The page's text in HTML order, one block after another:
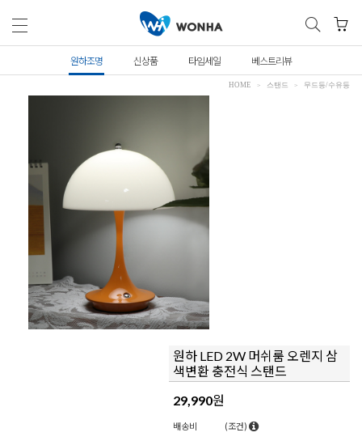
원하조명 신상품 타임세일 베스트리뷰
HOME 스탠드 무드등/수유등
원하 LED 2W 머쉬룸 오렌지 삼
색변환 충전식 스탠드
29,990원
배송비 (조건)